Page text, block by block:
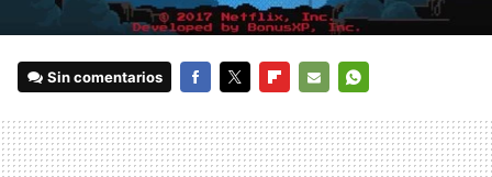
Sin comentarios
MAIL